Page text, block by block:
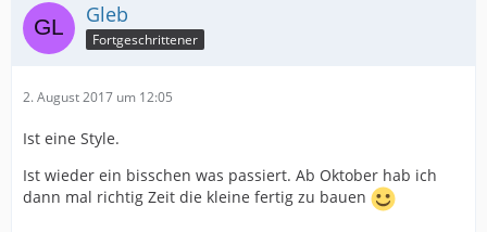
Gleb
Fortgeschrittener
2. August 2017 um 12:05
Ist eine Style.
Ist wieder ein bisschen was passiert. Ab Oktober hab ich
dann mal richtig Zeit die kleine fertig zu bauen